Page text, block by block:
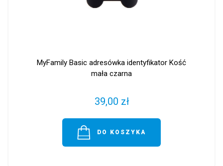
MyFamily Basic adresówka identyfikator Kość
mała czarna
39,00 zł
DO KOSZYKA